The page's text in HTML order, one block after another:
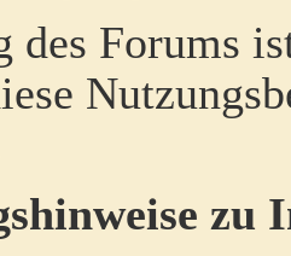
des Forums
zu